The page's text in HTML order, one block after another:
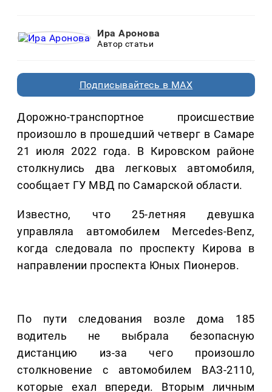
Ира Аронова
Автор статьи
Подписывайтесь в MAX
Дорожно-транспортное происшествие
произошло в прошедший четверг в Самаре
21 июля 2022 года. В Кировском районе
столкнулись два легковых автомобиля,
сообщает ГУ МВД по Самарской области.
Известно, что 25-летняя девушка
управляла автомобилем Mercedes-Benz,
когда следовала по проспекту Кирова в
направлении проспекта Юных Пионеров.
По пути следования возле дома 185
водитель не выбрала безопасную
дистанцию из-за чего произошло
столкновение с автомобилем ВАЗ-2110,
которые ехал впереди. Вторым личным